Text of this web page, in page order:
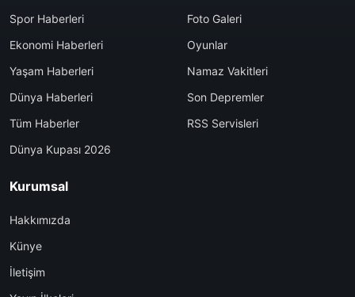
Spor Haberleri
Ekonomi Haberleri
Yaşam Haberleri
Dünya Haberleri
Tüm Haberler
Dünya Kupası 2026
Foto Galeri
Oyunlar
Namaz Vakitleri
Son Depremler
RSS Servisleri
Kurumsal
Hakkımızda
Künye
İletişim